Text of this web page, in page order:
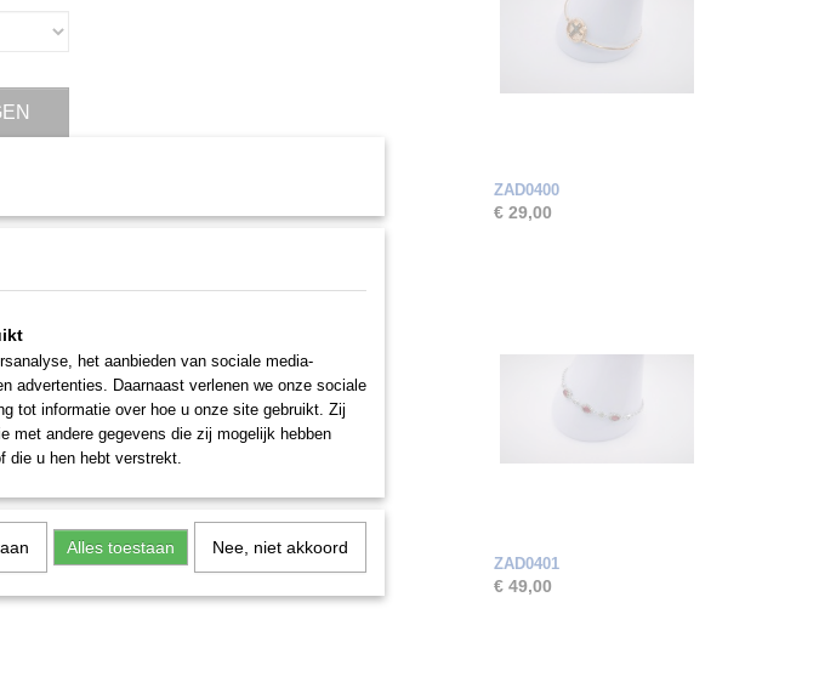
ZAD0400
€ 29,00
ZAD0401
€ 49,00
het aanbieden van sociale media-
advertenties. Daarnaast verlenen we onze sociale
tot informatie over hoe u onze site gebruikt. Zij
met andere gegevens die zij mogelijk hebben
die u hen hebt verstrekt.
Alles toestaan Nee, niet akkoord